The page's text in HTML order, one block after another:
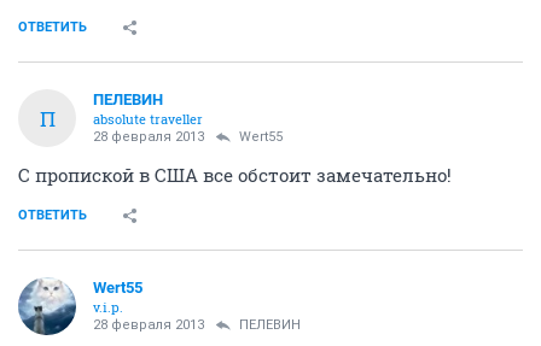
ОТВЕТИТЬ
П
ПЕЛЕВИН
absolute traveller
28 февраля 2013 Wert55
С пропиской в США все обстоит замечательно!
ОТВЕТИТЬ
Wert55
v.i.p.
28 февраля 2013 ПЕЛЕВИН